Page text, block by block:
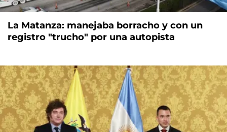
La Matanza: manejaba borracho y con un
registro "trucho" por una autopista